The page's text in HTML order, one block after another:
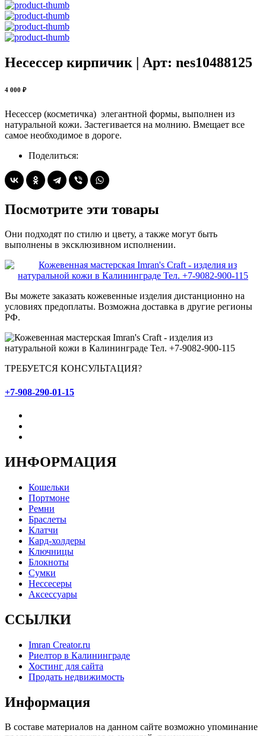
Несессер кирпичик | Арт: nes10488125
4 000 ₽
Несессер (косметичка) элегантной формы, выполнен из
натуральной кожи. Застегивается на молнию. Вмещает все
самое необходимое в дороге.
Поделиться:
Посмотрите эти товары
Они подходят по стилю и цвету, а также могут быть
выполнены в эксклюзивном исполнении.
Вы можете заказать кожевенные изделия дистанционно на
условиях предоплаты. Возможна доставка в другие регионы
РФ.
ТРЕБУЕТСЯ КОНСУЛЬТАЦИЯ?
+7-908-290-01-15
ИНФОРМАЦИЯ
Кошельки
Портмоне
Ремни
Браслеты
Клатчи
Кард-холдеры
Ключницы
Блокноты
Сумки
Нессесеры
Аксессуары
ССЫЛКИ
Imran Creator.ru
Риелтор в Калининграде
Хостинг для сайта
Продать недвижимость
Информация
В составе материалов на данном сайте возможно упоминание